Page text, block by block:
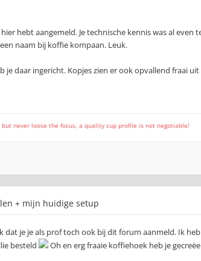
hebt aangemeld. Je technische kennis was al even
naam bij koffie kompaan. Leuk.
je daar ingericht. Kopjes zien er ook opvallend fraai uit
but never loose the focus, a quality cup profile is not negotiable!
+ mijn huidige setup
dat je je als prof toch ook bij dit forum aanmeld. Ik
besteld
Oh en erg fraaie koffiehoek heb je